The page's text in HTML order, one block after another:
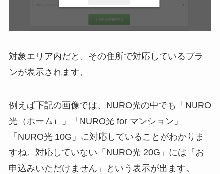
対象エリア内だと、その住所で対応しているプラ
ンが表示されます。
例えば下記の画像では、NURO光の中でも「NURO
光（ホーム）」「NURO光 for マンション」
「NURO光 10G」に対応していることがわかりま
すね。対応していない「NURO光 20G」には「お
申込みいただけません」という表示が出ます。